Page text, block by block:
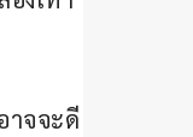
าจจะดี